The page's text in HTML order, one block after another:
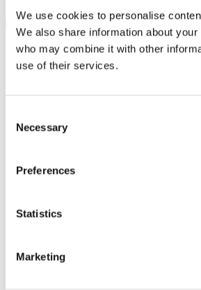
We use cookies to personalise
We also share information about
who may combine it with other
use of their services.
Selection
Necessary
Preferences
Statistics
Marketing